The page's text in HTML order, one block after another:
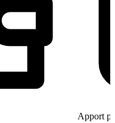
Apport